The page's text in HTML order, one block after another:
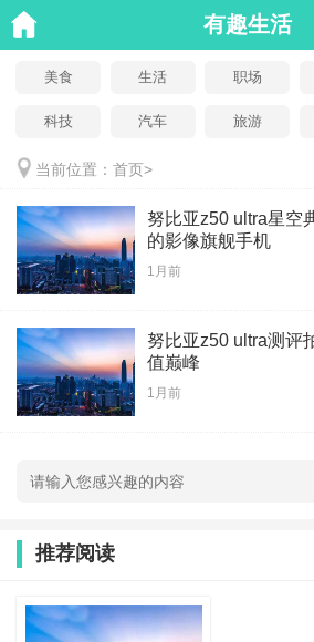
有趣生活
美食 生活 职场
科技 汽车 旅游
当前位置： 首页>
努比亚z50 ultra星空
的影像旗舰手机
1月前
努比亚z50 ultra测评
值巅峰
1月前
推荐阅读